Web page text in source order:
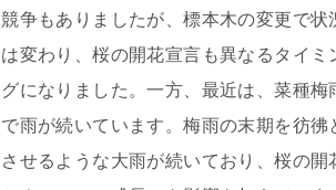
競争もありましたが、標本木の変更で状
は変わり、桜の開花宣言も異なるタイミ
グになりました。一方、最近は、菜種梅
で雨が続いています。梅雨の末期を彷彿
させるような大雨が続いており、桜の開